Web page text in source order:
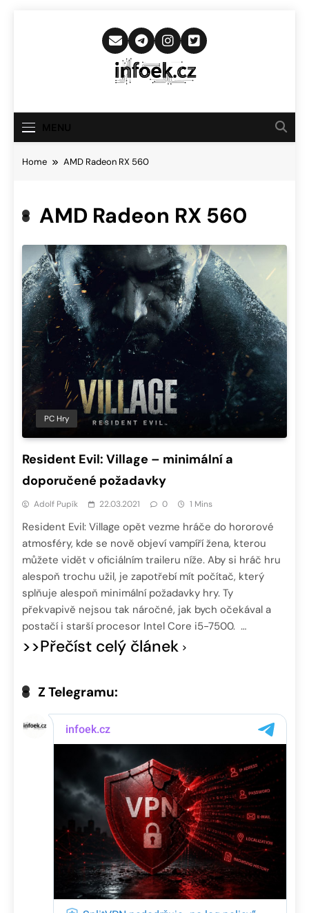
Infoek.cz
Novinkám
Home AMD Radeon RX 560
AMD Radeon RX 560
PC Hry
Resident Evil: Village – minimální a
doporučené požadavky
Adolf Pupík 22.03.2021 0 1 Mins
Resident Evil: Village opět vezme hráče do hororové
atmosféry, kde se nově objeví vampíří žena, kterou
můžete vidět v oficiálním traileru níže. Aby si hráč hru
alespoň trochu užil, je zapotřebí mít počítač, který
splňuje alespoň minimální požadavky hry. Ty
překvapivě nejsou tak náročné, jak bych očekával a
postačí i starší procesor Intel Core i5-7500. …
>>Přečíst celý článek
Z Telegramu: